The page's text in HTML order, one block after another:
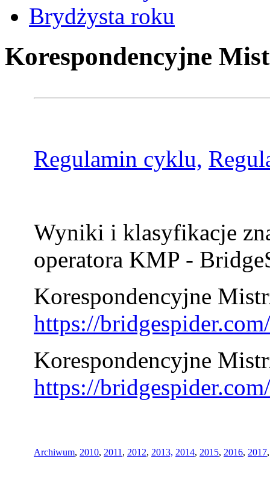
Brydżysta roku
Korespondencyjne
Regulamin cyklu,
Wyniki i klasyfikacje
operatora KMP -
Korespondencyjne
https://
Korespondencyjne
https://
Archiwum, 2010, 2011 , 2012, 2013, 2014, 2015, 2016, 2017